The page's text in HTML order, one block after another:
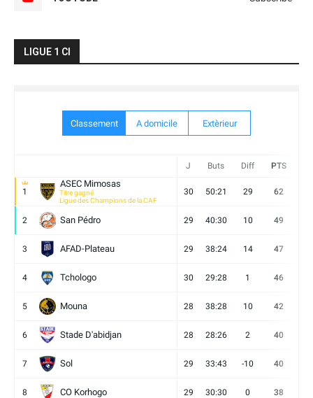
LIGUE 1 CI
Classement A domicile Extèrieur
J Buts Diff PTS
1
ASEC Mimosas
Titre gagné
Ligue des Champions de la CAF
30 50:21 29 62
2 San Pédro 29 40:30 10 49
3 AFAD-Plateau 29 38:24 14 47
4 Tchologo 30 29:28 1 46
5 Mouna 28 38:28 10 42
6 Stade D'abidjan 28 28:26 2 40
7 Sol 29 33:43 -10 40
8 CO Korhogo 29 30:30 0 38